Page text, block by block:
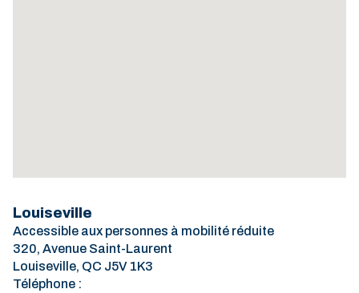
Louiseville
Accessible aux personnes à mobilité réduite
320, Avenue Saint-Laurent
Louiseville, QC J5V 1K3
Téléphone :